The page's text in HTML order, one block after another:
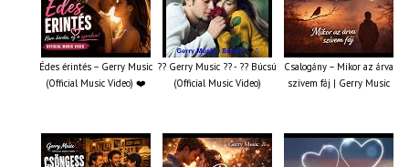
Édes érintés – Gerry Music
(Official Music Video) ❤️
?? Gerry Music ?? - ?? Búcsú
(Official Music Video)
Csalogány – Mikor az árva
szívem fáj | Gerry Music